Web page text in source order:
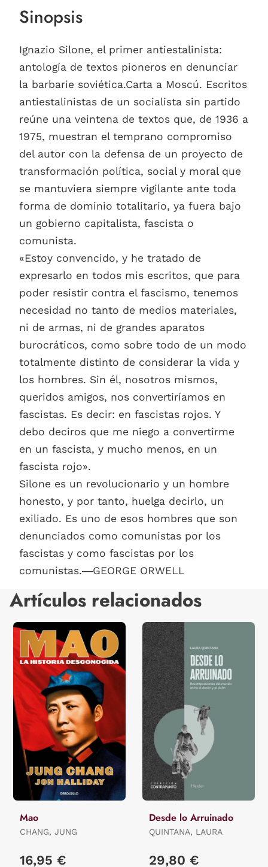
Sinopsis
Ignazio Silone, el primer antiestalinista:
antología de textos pioneros en denunciar
la barbarie soviética.Carta a Moscú. Escritos
antiestalinistas de un socialista sin partido
reúne una veintena de textos que, de 1936 a
1975, muestran el temprano compromiso
del autor con la defensa de un proyecto de
transformación política, social y moral que
se mantuviera siempre vigilante ante toda
forma de dominio totalitario, ya fuera bajo
un gobierno capitalista, fascista o
comunista.
«Estoy convencido, y he tratado de
expresarlo en todos mis escritos, que para
poder resistir contra el fascismo, tenemos
necesidad no tanto de medios materiales,
ni de armas, ni de grandes aparatos
burocráticos, como sobre todo de un modo
totalmente distinto de considerar la vida y
los hombres. Sin él, nosotros mismos,
queridos amigos, nos convertiríamos en
fascistas. Es decir: en fascistas rojos. Y
debo deciros que me niego a convertirme
en un fascista, y mucho menos, en un
fascista rojo».
Silone es un revolucionario y un hombre
honesto, y por tanto, huelga decirlo, un
exiliado. Es uno de esos hombres que son
denunciados como comunistas por los
fascistas y como fascistas por los
comunistas.―GEORGE ORWELL
Artículos relacionados
Mao
CHANG, JUNG
16,95 €
Desde lo Arruinado
QUINTANA, LAURA
29,80 €